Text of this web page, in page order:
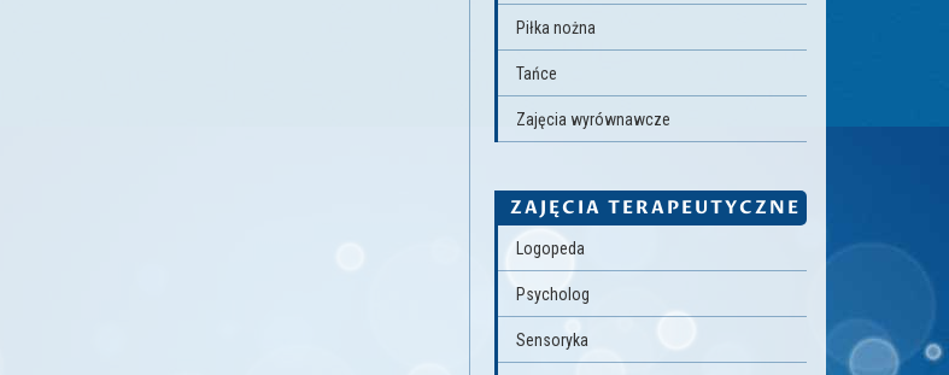
Piłka nożna
Tańce
Zajęcia wyrównawcze
ZAJĘCIA TERAPEUTYCZNE
Logopeda
Psycholog
Sensoryka